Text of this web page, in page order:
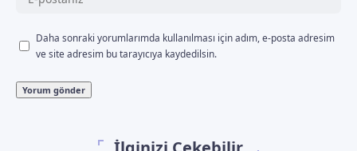
Daha sonraki yorumlarımda kullanılması için adım, e-posta adresim
ve site adresim bu tarayıcıya kaydedilsin.